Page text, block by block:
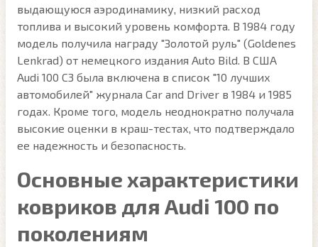
выдающуюся аэродинамику, низкий расход
топлива и высокий уровень комфорта. В 1984 году
модель получила награду "Золотой руль" (Goldenes
Lenkrad) от немецкого издания Auto Bild. В США
Audi 100 C3 была включена в список "10 лучших
автомобилей" журнала Car and Driver в 1984 и 1985
годах. Кроме того, модель неоднократно получала
высокие оценки в краш-тестах, что подтверждало
ее надежность и безопасность.
Основные характеристики
ковриков для Audi 100 по
поколениям